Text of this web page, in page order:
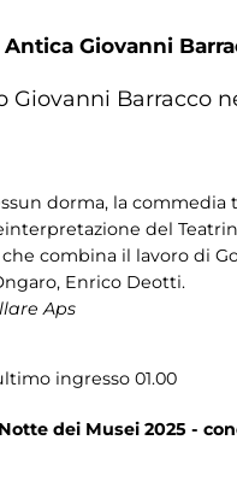
Giovanni
Giovanni Barracco
dorma, la
del
combina il lavoro di
Enrico Deotti.
Aps
ingresso 01.00
dei Musei 2025 -